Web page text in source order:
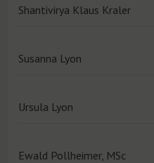
Shantivirya Klaus Kraler
Susanna Lyon
Ursula Lyon
Ewald Pollheimer, MSc